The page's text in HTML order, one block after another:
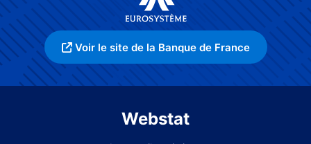
Voir le site de la Banque de France
Webstat